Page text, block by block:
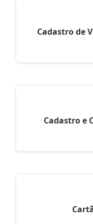
Cadastro de
Cadastro e